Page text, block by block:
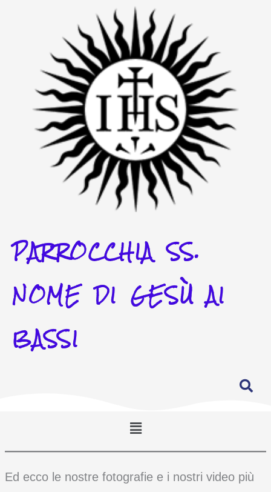
PARROCCHIA SS.
NOME DI GESÙ AI
BASSI
Menu
Ed ecco le nostre fotografie e i nostri video più